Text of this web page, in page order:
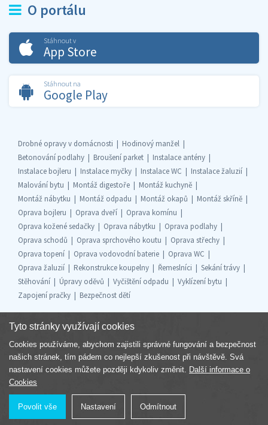
O portálu
Stáhnout v
App Store
Stáhnout na
Google Play
Drobné opravy v domácnosti
Hodinový manžel
Betonování podlahy
Broušení parket
Instalace antény
Instalace bojleru
Instalace myčky Instalace WC
Instalace žaluzií
Malování bytu
Montáž digestoře
Montáž kuchyně
Montáž nábytku
Montáž odpadu Montáž okapů
Montáž skříně
Oprava bojleru
Oprava dveří
Oprava komínu
Oprava kožené sedačky
Oprava nábytku
Oprava podlahy
Oprava schodů
Oprava sprchového koutu
Oprava střechy
Oprava topení
Oprava vodovodní baterie
Oprava WC
Oprava žaluzií
Rekonstrukce koupelny Řemeslníci
Sekání trávy
Stěhování
Úpravy oděvů Vyčištění odpadu
Vyklízení bytu
Zapojení pračky
Bezpečnost dětí
Součást skupiny
Tyto stránky využívají cookies
Cookies používáme, abychom zajistili správné fungování a bezpečnost
našich stránek, tím pádem co nejlepší zkušenost při návštěvě. Svá
nastavení cookies můžete později kdykoliv změnit. Další informace o
Cookies
Povolit vše Nastavení Odmítnout